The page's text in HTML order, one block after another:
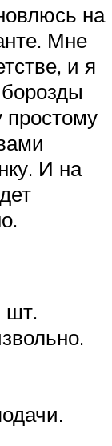
на
Мне
и я
простому
И на
шт.